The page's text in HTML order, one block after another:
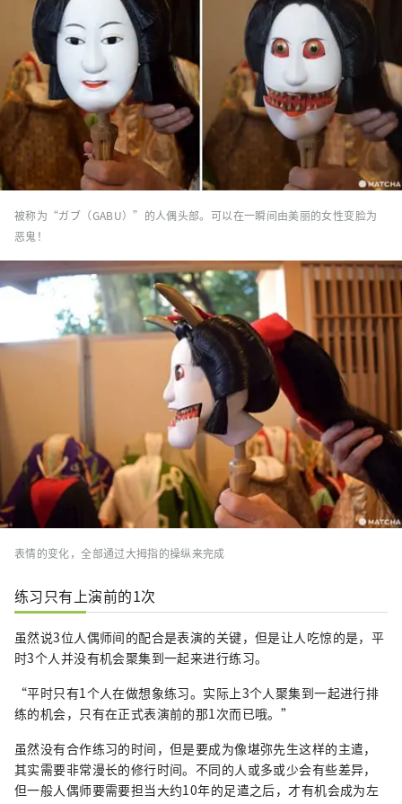
被称为“ガブ（GABU）”的人偶头部。可以在一瞬间由美丽的女性变脸为
恶鬼！
表情的变化，全部通过大拇指的操纵来完成
练习只有上演前的1次
虽然说3位人偶师间的配合是表演的关键，但是让人吃惊的是，平
时3个人并没有机会聚集到一起来进行练习。
“平时只有1个人在做想象练习。实际上3个人聚集到一起进行排
练的机会，只有在正式表演前的那1次而已哦。”
虽然没有合作练习的时间，但是要成为像堪弥先生这样的主遣，
其实需要非常漫长的修行时间。不同的人或多或少会有些差异，
但一般人偶师要需要担当大约10年的足遣之后，才有机会成为左